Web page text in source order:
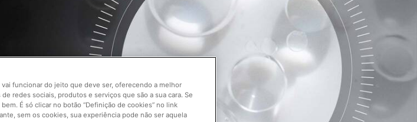
funcionar do jeito que deve ser, oferecendo a melhor
redes sociais, produtos e serviços que são a sua cara. Se
É só clicar no botão “Definição de cookies” no link
sem os cookies, sua experiência pode não ser aquela